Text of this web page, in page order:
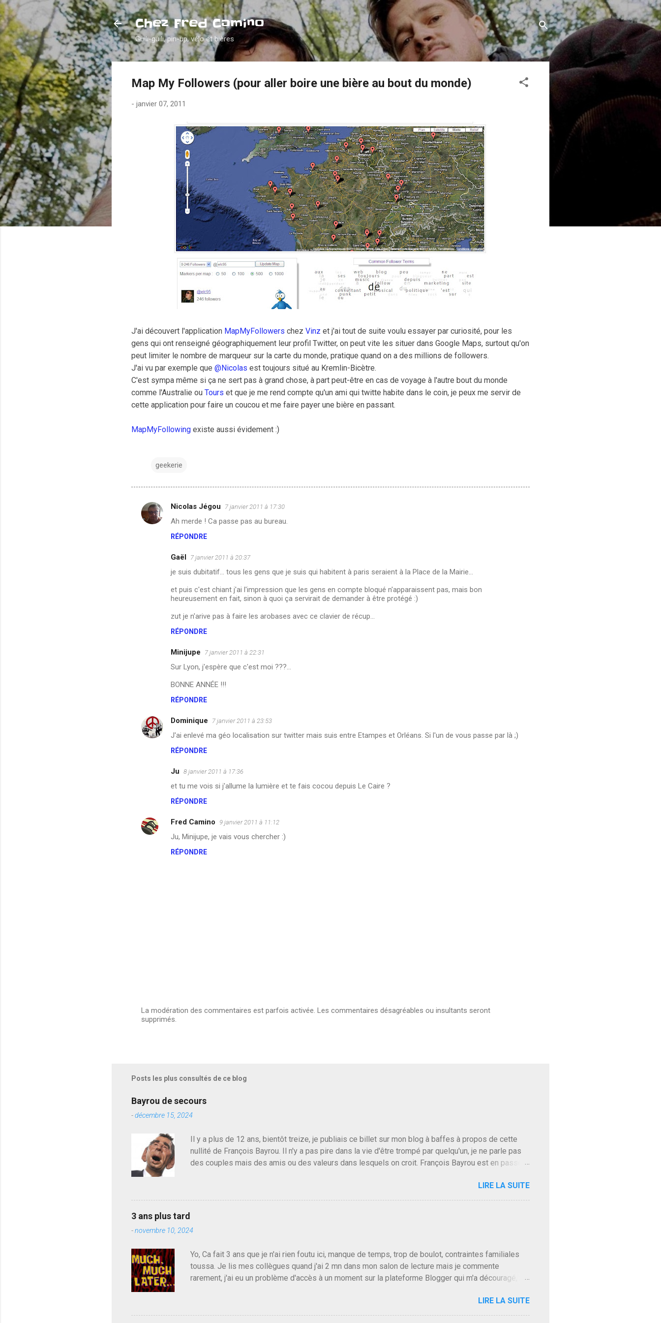
Accéder au contenu principal
Chez Fred Camino
Guili-guili, pin-up, vélo et bières
Map My Followers (pour aller boire une bière au bout du monde)
- janvier 07, 2011
J'ai découvert l'application MapMyFollowers chez Vinz et j'ai tout de suite voulu essayer par curiosité, pour les
gens qui ont renseigné géographiquement leur profil Twitter, on peut vite les situer dans Google Maps, surtout qu'on
peut limiter le nombre de marqueur sur la carte du monde, pratique quand on a des millions de followers.
J'ai vu par exemple que @Nicolas est toujours situé au Kremlin-Bicètre.
C'est sympa même si ça ne sert pas à grand chose, à part peut-être en cas de voyage à l'autre bout du monde
comme l'Australie ou Tours et que je me rend compte qu'un ami qui twitte habite dans le coin, je peux me servir de
cette application pour faire un coucou et me faire payer une bière en passant.
MapMyFollowing existe aussi évidement :)
geekerie
C
o
Nicolas Jégou 7 janvier 2011 à 17:30
Ah merde ! Ca passe pas au bureau.
RÉPONDRE
Gaël 7 janvier 2011 à 20:37
je suis dubitatif... tous les gens que je suis qui habitent à paris seraient à la Place de la Mairie...
et puis c'est chiant j'ai l'impression que les gens en compte bloqué n'apparaissent pas, mais bon
heureusement en fait, sinon à quoi ça servirait de demander à être protégé :)
zut je n'arive pas à faire les arobases avec ce clavier de récup...
RÉPONDRE
Minijupe 7 janvier 2011 à 22:31
Sur Lyon, j'espère que c'est moi ???...
BONNE ANNÉE !!!
RÉPONDRE
Dominique 7 janvier 2011 à 23:53
J'ai enlevé ma géo localisation sur twitter mais suis entre Etampes et Orléans. Si l'un de vous passe par là ;)
RÉPONDRE
Ju 8 janvier 2011 à 17:36
et tu me vois si j'allume la lumière et te fais cocou depuis Le Caire ?
RÉPONDRE
Fred Camino 9 janvier 2011 à 11:12
Ju, Minijupe, je vais vous chercher :)
RÉPONDRE
E
t
e
r
u
m
m
e
n
r
La modération des commentaires est parfois activée. Les commentaires désagréables ou insultants seront
supprimés.
Posts les plus consultés de ce blog
Bayrou de secours
-décembre 15, 2024
Il y a plus de 12 ans, bientôt treize, je publiais ce billet sur mon blog à baffes à propos de cette
nullité de François Bayrou. Il n'y a pas pire dans la vie d'être trompé par quelqu'un, je ne parle pas
des couples mais des amis ou des valeurs dans lesquels on croit. François Bayrou est en passe
déjà le candidat de la droite molle plus proche de Sarkozy que de Hollande, sinon il serait candidat
du centre de la gauche molle mais quand on écoutait ses discours critiques presque sincères
de l'Assemblée ou du Sénat. Ou assister au débarquement des américains en Normandie. Bayrou
LIRE LA SUITE
3 ans plus tard
-novembre 10, 2024
Yo, Ca fait 3 ans que je n'ai rien foutu ici, manque de temps, trop de boulot, contraintes familiales
toussa. Je lis mes collègues quand j'ai 2 mn dans mon salon de lecture mais je commente
rarement, j'ai eu un problème d'accès à un moment sur la plateforme Blogger qui m'a découragé,
pouvoir, Vlad Poutine qui a déclaré la guerre à l'Europe via l'Ukraine reçoit des troupes de Kim Mes
Couilles Un, Les islamistes de la religion de paix et d'amour déclenchent l'intifada mondiale après
LIRE LA SUITE